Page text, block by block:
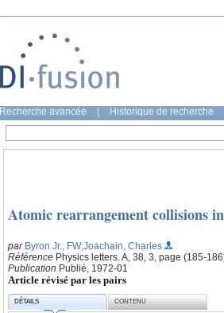
Recherche avancée Historique de recherche
Atomic rearrangement collisions
par Byron Jr., FW;Joachain, Charles
Référence Physics letters. A, 38, 3, page (185-
Publication Publié, 1972-01
Article révisé par les pairs
DÉTAILS CONTENU